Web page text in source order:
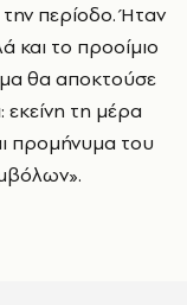
περίοδο. Ήταν
και το προοίμιο
θα αποκτούσε
τη μέρα
προμήνυμα του